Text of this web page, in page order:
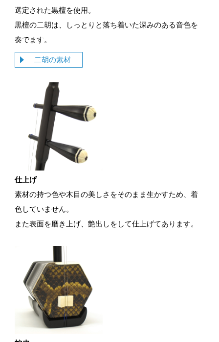
選定された黒檀を使用。
黒檀の二胡は、しっとりと落ち着いた深みのある音色を
奏でます。
二胡の素材
仕上げ
素材の持つ色や木目の美しさをそのまま生かすため、着
色していません。
また表面を磨き上げ、艶出しをして仕上げてあります。